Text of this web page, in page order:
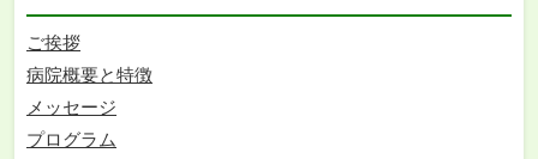
ご挨拶
病院概要と特徴
メッセージ
プログラム